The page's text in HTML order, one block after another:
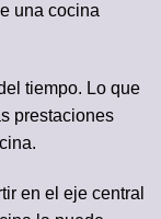
una cocina
tiempo. Lo que
prestaciones
en el eje central